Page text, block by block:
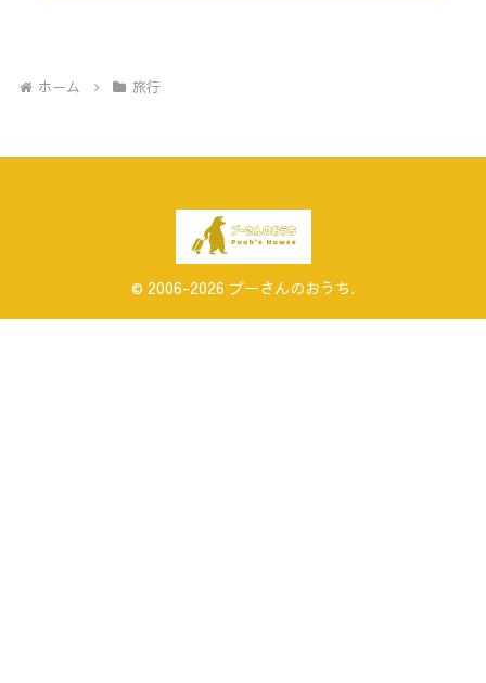
ホーム 旅行
© 2006-2026 プーさんのおうち.